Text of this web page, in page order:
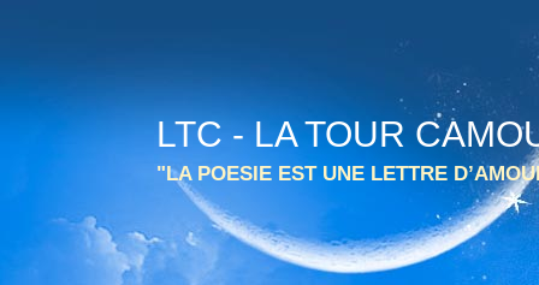
LTC - LA TOUR
"LA POESIE EST UNE LETTRE